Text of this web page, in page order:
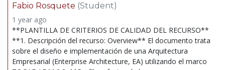
Fabio Rosquete (Student)
1 year ago
**PLANTILLA DE CRITERIOS DE CALIDAD DEL RECURSO**
**1. Descripción del recurso: Overview** El documento trata
sobre el diseño e implementación de una Arquitectura
Empresarial (Enterprise Architecture, EA) utilizando el marco